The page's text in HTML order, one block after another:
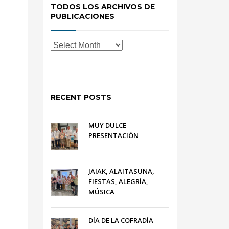
TODOS LOS ARCHIVOS DE
PUBLICACIONES
RECENT POSTS
MUY DULCE
PRESENTACIÓN
JAIAK, ALAITASUNA,
FIESTAS, ALEGRÍA,
MÚSICA
DÍA DE LA COFRADÍA